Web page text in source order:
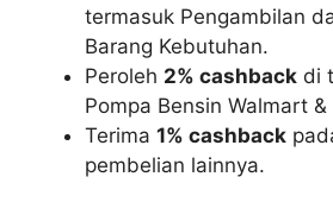
termasuk Pengambilan
Barang Kebutuhan.
Peroleh 2% cashback di
Pompa Bensin Walmart
Terima 1% cashback
pembelian lainnya.